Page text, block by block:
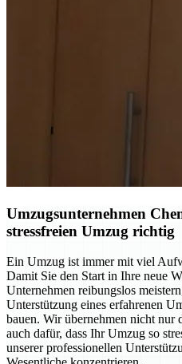
Umzugsunternehmen
stressfreien Umzug richtig
Ein Umzug ist immer mit viel
Damit Sie den Start in Ihre neue
Unternehmen reibungslos
Unterstützung eines erfahrenen
bauen. Wir übernehmen nicht nur
auch dafür, dass Ihr Umzug so
unserer professionellen